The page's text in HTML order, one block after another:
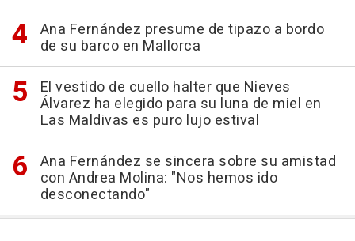
Ana Fernández presume de tipazo a bordo
de su barco en Mallorca
El vestido de cuello halter que Nieves
Álvarez ha elegido para su luna de miel en
Las Maldivas es puro lujo estival
Ana Fernández se sincera sobre su amistad
con Andrea Molina: "Nos hemos ido
desconectando"